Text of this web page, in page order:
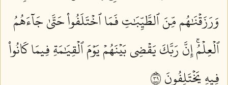
وَرَزَقۡنَٰهُم مِّنَ ٱلطَّيِّبَٰتِ فَمَا ٱخۡتَلَفُواْ حَتَّىٰ جَآءَهُمُ
ٱلۡعِلۡمُۚ إِنَّ رَبَّكَ يَقۡضِي بَيۡنَهُمۡ يَوۡمَ ٱلۡقِيَٰمَةِ فِيمَا كَانُواْ
فِيهِ يَخۡتَلِفُونَ ٩٣